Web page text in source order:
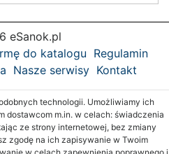
eSanok.pl
do katalogu Regulamin
Nasze serwisy Kontakt
technologii. Umożliwiamy ich
dostawcom m.in. w celach: świadczenia
ze strony internetowej, bez zmiany
zgodę na ich zapisywanie w Twoim